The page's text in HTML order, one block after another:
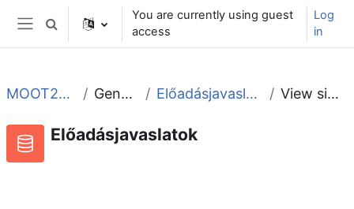
Skip to main content
Side panel
Toggle search input
You are currently using guest
access
Log
in
MOOT2007 General Előadásjavaslatok View single
Előadásjavaslatok